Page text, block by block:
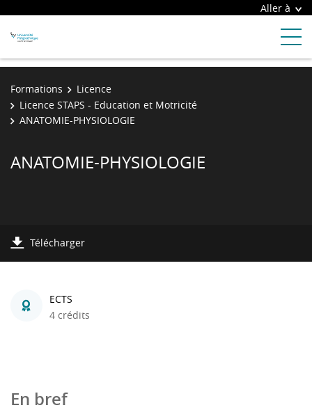
Aller à
Formations
Licence
Licence STAPS - Education et Motricité
ANATOMIE-PHYSIOLOGIE
ANATOMIE-PHYSIOLOGIE
Télécharger
ECTS
4 crédits
En bref